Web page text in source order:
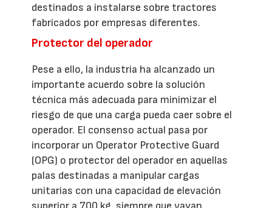
destinados a instalarse sobre tractores
fabricados por empresas diferentes.
Protector del operador
Pese a ello, la industria ha alcanzado un
importante acuerdo sobre la solución
técnica más adecuada para minimizar el
riesgo de que una carga pueda caer sobre el
operador. El consenso actual pasa por
incorporar un Operator Protective Guard
(OPG) o protector del operador en aquellas
palas destinadas a manipular cargas
unitarias con una capacidad de elevación